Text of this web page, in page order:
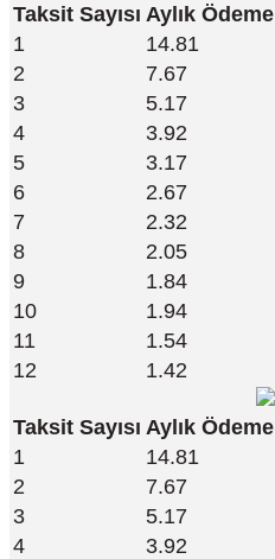
Taksit Sayısı Aylık Ödeme
1
14.81
2
7.67
3
5.17
4
3.92
5
3.17
6
2.67
7
2.32
8
2.05
9
1.84
10
1.94
11
1.54
12
1.42
Taksit Sayısı Aylık Ödeme
1
14.81
2
7.67
3
5.17
4
3.92